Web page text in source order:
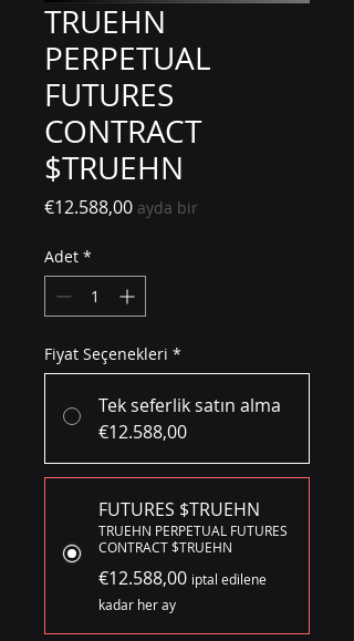
TRUEHN
PERPETUAL
FUTURES
CONTRACT
$TRUEHN
€12.588,00Fiyat
ayda bir
Adet *
Fiyat Seçenekleri *
Tek seferlik satın alma
€12.588,00
FUTURES $TRUEHN
TRUEHN PERPETUAL FUTURES
CONTRACT $TRUEHN
€12.588,00 iptal edilene
kadar her ay